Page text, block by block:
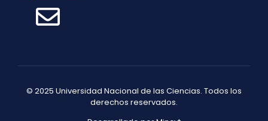
© 2025 Universidad Nacional de las Ciencias. Todos los
derechos reservados.